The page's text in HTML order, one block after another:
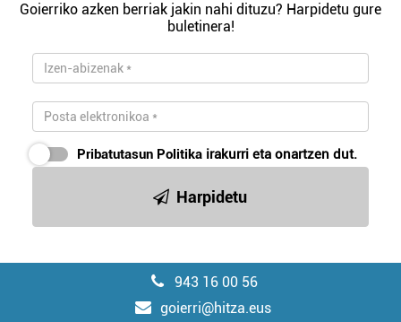
Goierriko azken berriak jakin nahi dituzu? Harpidetu gure
buletinera!
Pribatutasun Politika irakurri eta onartzen dut.
Harpidetu
943 16 00 56
goierri@hitza.eus